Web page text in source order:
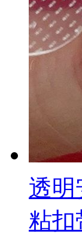
透明
粘扣